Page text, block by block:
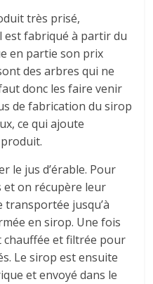
très prisé,
est fabriqué à partir du
en partie son prix
des arbres qui ne
donc les faire venir
de fabrication du sirop
ce qui ajoute
le jus d’érable. Pour
et on récupère leur
transportée jusqu’à
en sirop. Une fois
chauffée et filtrée pour
Le sirop est ensuite
et envoyé dans le